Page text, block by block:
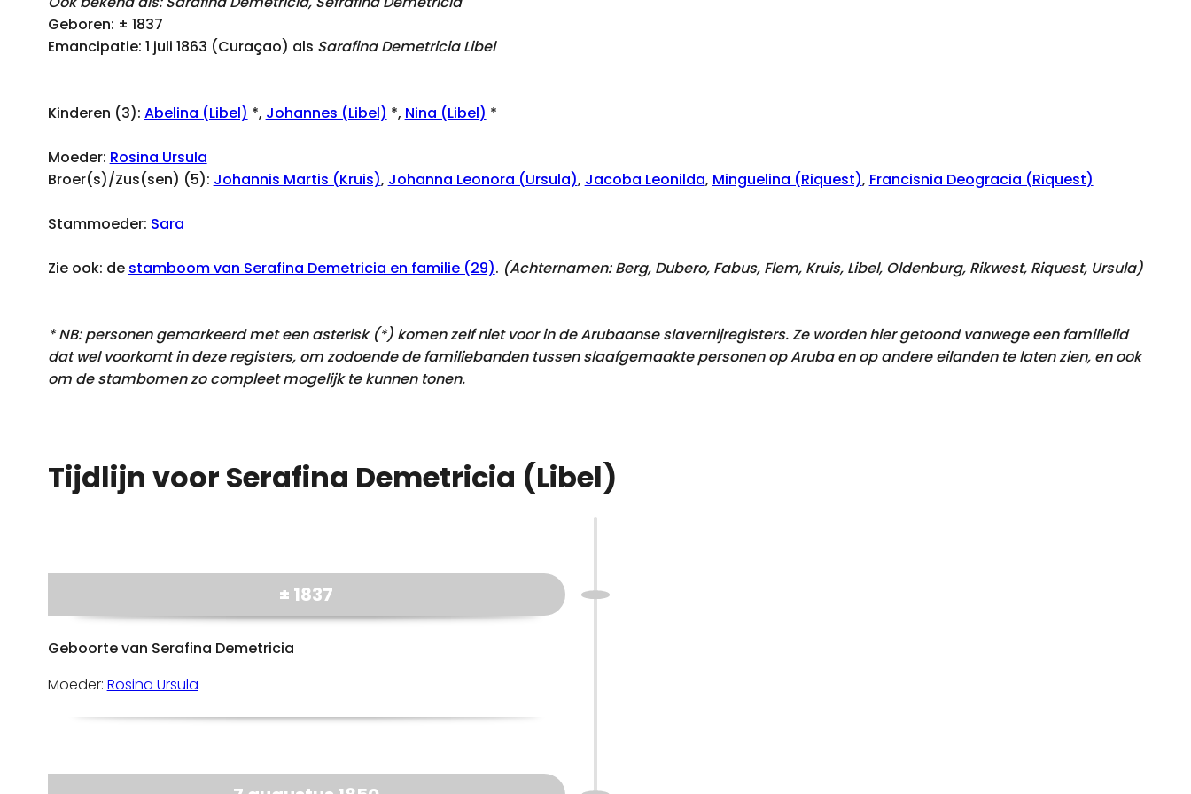
Geboren: ± 1837
Emancipatie: 1 juli 1863 (Curaçao) als Sarafina Demetricia Libel
Kinderen (3): Abelina (Libel) *, Johannes (Libel) *, Nina (Libel) *
Moeder: Rosina Ursula
Broer(s)/Zus(sen) (5): Johannis Martis (Kruis), Johanna Leonora (Ursula), Jacoba Leonilda, Minguelina (Riquest), Francisnia Deogracia (Riquest)
Stammoeder: Sara
Zie ook: de stamboom van Serafina Demetricia en familie (29). (Achternamen:Berg, Dubero, Fabus, Flem, Kruis, Libel, Oldenburg, Rikwest, Riquest, Ursula)
* NB: personen gemarkeerd met een asterisk (*) komen zelf niet voor in de Arubaanse slavernijregisters. Ze worden hier getoond vanwege een familielid
datwel voorkomtin deze registers, om zodoende de familiebanden tussen slaafgemaakte personen op Aruba en op andere eilanden te laten zien, en ook
om de stambomen zo compleet mogelijk te kunnen tonen.
Tijdlijn voor Serafina Demetricia (Libel)
± 1837
Geboorte van Serafina Demetricia
Moeder: Rosina Ursula